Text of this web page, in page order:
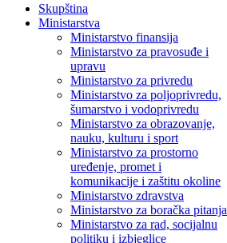
Skupština
Ministarstva
Ministarstvo finansija
Ministarstvo za pravosuđe i
upravu
Ministarstvo za privredu
Ministarstvo za poljoprivredu,
šumarstvo i vodoprivredu
Ministarstvo za obrazovanje,
nauku, kulturu i sport
Ministarstvo za prostorno
uređenje, promet i
komunikacije i zaštitu okoline
Ministarstvo zdravstva
Ministarstvo za boračka pitanja
Ministarstvo za rad, socijalnu
politiku i izbjeglice